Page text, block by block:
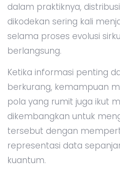
dalam praktiknya,
dikodekan sering kali
selama proses evolusi
berlangsung.
Ketika informasi penting
berkurang, kemampuan
pola yang rumit juga ikut
dikembangkan untuk
tersebut dengan
representasi data
kuantum.